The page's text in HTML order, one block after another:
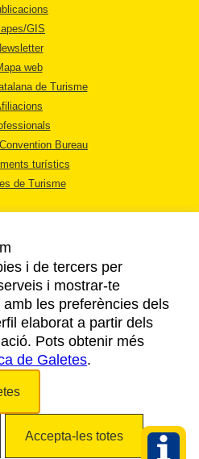
GIS
web
de Turisme
Bureau
turístics
de Turisme
LEGAL
DE PRIVACITAT
i de tercers per
i mostrar-te
les preferències dels
elaborat a partir dels
Pots obtenir més
de Galetes.
Accepta-les totes